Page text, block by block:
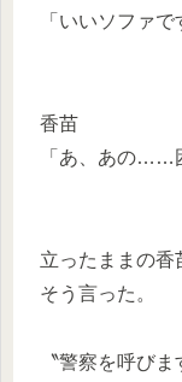
「いいソファ
香苗
「あ、あの……
立ったままの香
そう言った。
〝警察を呼び